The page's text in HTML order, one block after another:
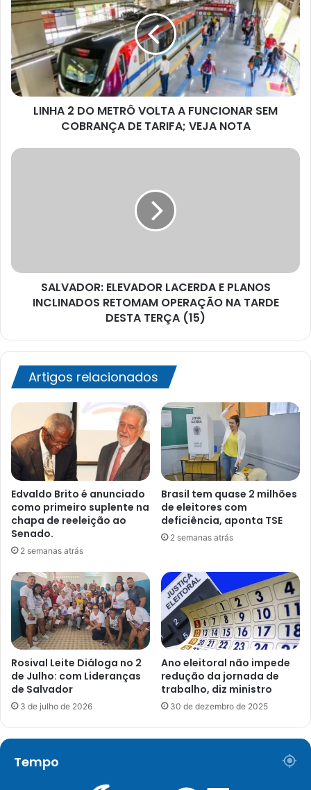
DO
METRÔ
VOLTA
FUNCIONAR
SEM
COBRANÇA
NOTA
LINHA 2 DO METRÔ VOLTA A FUNCIONAR SEM
COBRANÇA DE TARIFA; VEJA NOTA
SALVADOR:
NA
DESTA
SALVADOR: ELEVADOR LACERDA E PLANOS
INCLINADOS RETOMAM OPERAÇÃO NA TARDE
DESTA TERÇA (15)
Artigos relacionados
Edvaldo Brito é anunciado
como primeiro suplente na
chapa de reeleição ao
Senado.
2 semanas atrás
Brasil tem quase 2 milhões
de eleitores com
deficiência, aponta TSE
2 semanas atrás
Rosival Leite Diáloga no 2
de Julho: com Lideranças
de Salvador
3 de julho de 2026
Ano eleitoral não impede
redução da jornada de
trabalho, diz ministro
30 de dezembro de 2025
Tempo